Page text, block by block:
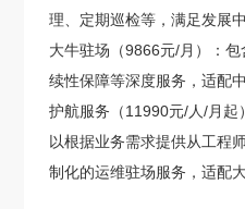
理、定期巡检等，满足发展
大牛驻场（9866元/月）：
续性保障等深度服务，适配
护航服务（11990元/人/月起
以根据业务需求提供从工程
制化的运维驻场服务，适配